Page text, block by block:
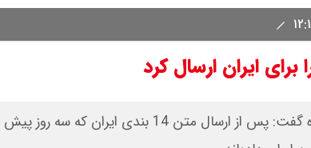
/ نفت صعودی شد + جدول
ایران ارسال کرد
یک منبع نزدیک به تیم مذاکره‌کننده گفت: پس از